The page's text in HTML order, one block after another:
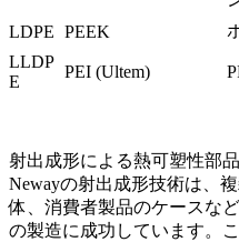
LDPE PEEK
LLDP
E
PEI (Ultem)
射出成形による熱可塑性部
Newayの射出成形技術は、
体、消費者製品のケースな
の製造に成功しています。